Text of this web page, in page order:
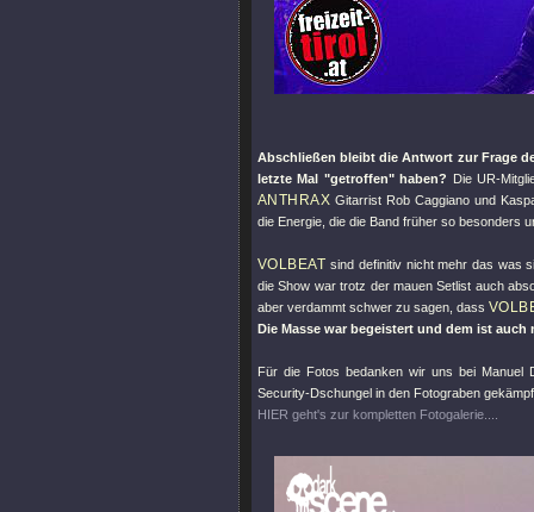
Abschließen bleibt die Antwort zur Frage
letzte Mal "getroffen"haben? Die UR-
ANTHRAX Gitarrist Rob Caggiano und
die Energie, die die Band früher so besonders
VOLBEAT sind definitiv nicht mehr das was
die Show war trotz der mauen Setlist auch
aber verdammt schwer zu sagen, dass
Die Masse war begeistert und dem ist
Für die Fotos bedanken wir uns bei Manuel
Security-Dschungel in den Fotograben
HIER geht's zur kompletten Fotogalerie....